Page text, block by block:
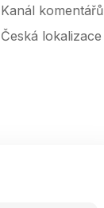
Kanál komentářů
Česká lokalizace